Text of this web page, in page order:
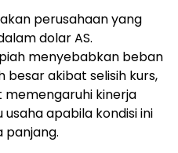
perusahaan yang
dolar AS.
menyebabkan beban
akibat selisih kurs,
kinerja
apabila kondisi ini
panjang.